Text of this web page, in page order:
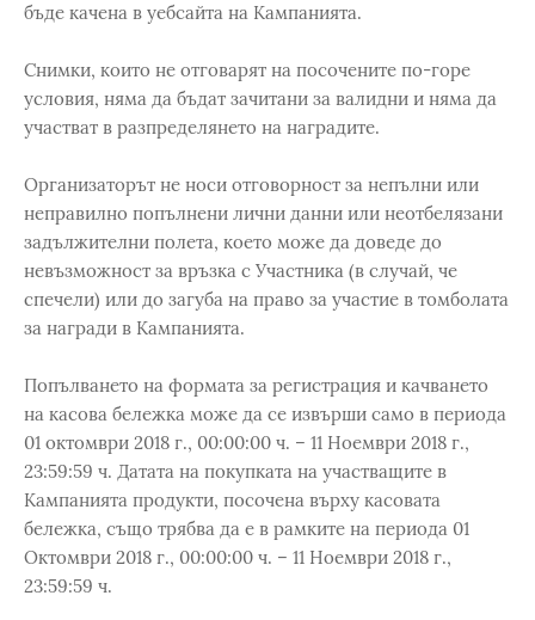
бъде качена в уебсайта на Кампанията.
Снимки, които не отговарят на посочените по-горе
условия, няма да бъдат зачитани за валидни и няма да
участват в разпределянето на наградите.
Организаторът не носи отговорност за непълни или
неправилно попълнени лични данни или неотбелязани
задължителни полета, което може да доведе до
невъзможност за връзка с Участника (в случай, че
спечели) или до загуба на право за участие в томболата
за награди в Кампанията.
Попълването на формата за регистрация и качването
на касова бележка може да се извърши само в периода
01 октомври 2018 г., 00:00:00 ч. – 11 Ноември 2018 г.,
23:59:59 ч. Датата на покупката на участващите в
Кампанията продукти, посочена върху касовата
бележка, също трябва да е в рамките на периода 01
Октомври 2018 г., 00:00:00 ч. – 11 Ноември 2018 г.,
23:59:59 ч.